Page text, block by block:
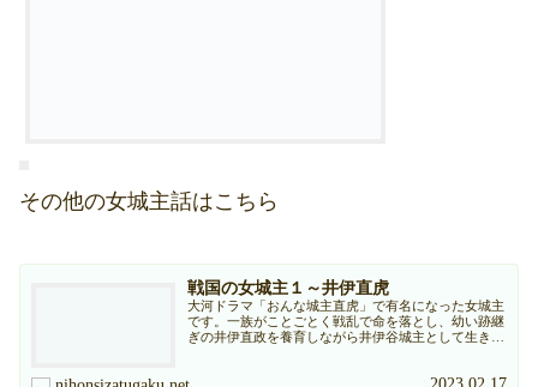
その他の女城主話はこちら
戦国の女城主１～井伊直虎
大河ドラマ「おんな城主直虎」で有名になった女城主
です。一族がことごとく戦乱で命を落とし、幼い跡継
ぎの井伊直政を養育しながら井伊谷城主として生き抜